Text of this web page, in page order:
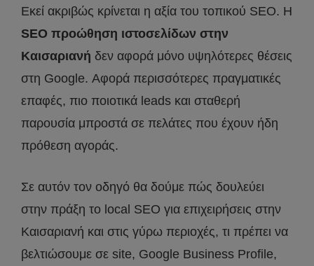
Εκεί ακριβώς κρίνεται η αξία του τοπικού SEO. Η
SEO προώθηση ιστοσελίδων στην
Καισαριανή δεν αφορά μόνο υψηλότερες θέσεις
στη Google. Αφορά περισσότερες πραγματικές
επαφές, πιο ποιοτικά leads και σταθερή
παρουσία μπροστά σε πελάτες που έχουν ήδη
πρόθεση αγοράς.
Σε αυτόν τον οδηγό θα δούμε πώς δουλεύει
στην πράξη το local SEO για επιχειρήσεις στην
Καισαριανή και στις γύρω περιοχές, τι πρέπει να
βελτιώσουμε σε site, Google Business Profile,